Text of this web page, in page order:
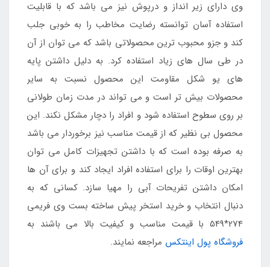
وی دارای زیر انداز و درپوش نیز می باشد که با قابلیت
استفاده آسان توانسته رضایت مخاطب را به خوبی جلب
کند و جزو محبوب ترین محصولاتی باشد که می توان از آن
در طی سال های زیاد استفاده کرد. به دلیل داشتن پایه
های یو شکل مقاومت این محصول نسبت به سایر
محصولات بیش تر است و می تواند در مدت زمان طولانی
بر روی سطوح استفاده شود و افراد را دچار مشکل نکند. این
محصول بی نظیر که از قیمت مناسب نیز برخوردار می باشد
به صرفه بوده است که با داشتن تجهیزات کامل می توان
بهترین اوقات را برای استفاده افراد ایجاد کند و برای آن ها
امکان داشتن تفریحات آبی را مهیا سازد. کسانی که به
دنبال انتخاب و خرید استخر پیش ساخته بست وی فریمی
274*549 با قیمت مناسب و کیفیت بالا می باشند به
فروشگاه پول اینتکس مراجعه نمایند.